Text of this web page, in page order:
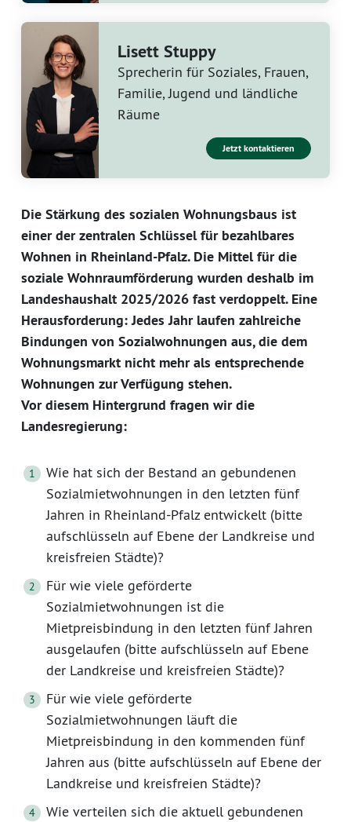
Lisett Stuppy
Sprecherin für Soziales, Frauen,
Familie, Jugend und ländliche
Räume
Jetzt kontaktieren
Die Stärkung des sozialen Wohnungsbaus ist
einer der zentralen Schlüssel für bezahlbares
Wohnen in Rheinland-Pfalz. Die Mittel für die
soziale Wohnraumförderung wurden deshalb im
Landeshaushalt 2025/2026 fast verdoppelt. Eine
Herausforderung: Jedes Jahr laufen zahlreiche
Bindungen von Sozialwohnungen aus, die dem
Wohnungsmarkt nicht mehr als entsprechende
Wohnungen zur Verfügung stehen.
Vor diesem Hintergrund fragen wir die
Landesregierung:
Wie hat sich der Bestand an gebundenen
Sozialmietwohnungen in den letzten fünf
Jahren in Rheinland-Pfalz entwickelt (bitte
aufschlüsseln auf Ebene der Landkreise und
kreisfreien Städte)?
Für wie viele geförderte
Sozialmietwohnungen ist die
Mietpreisbindung in den letzten fünf Jahren
ausgelaufen (bitte aufschlüsseln auf Ebene
der Landkreise und kreisfreien Städte)?
Für wie viele geförderte
Sozialmietwohnungen läuft die
Mietpreisbindung in den kommenden fünf
Jahren aus (bitte aufschlüsseln auf Ebene der
Landkreise und kreisfreien Städte)?
Wie verteilen sich die aktuell gebundenen